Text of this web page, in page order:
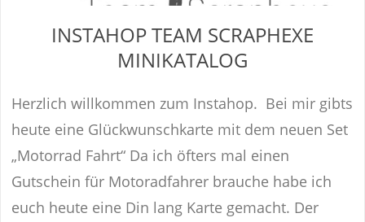
INSTAHOP TEAM SCRAPHEXE
MINIKATALOG
Herzlich willkommen zum Instahop. Bei mir gibts
heute eine Glückwunschkarte mit dem neuen Set
„Motorrad Fahrt“ Da ich öfters mal einen
Gutschein für Motoradfahrer brauche habe ich
euch heute eine Din lang Karte gemacht. Der